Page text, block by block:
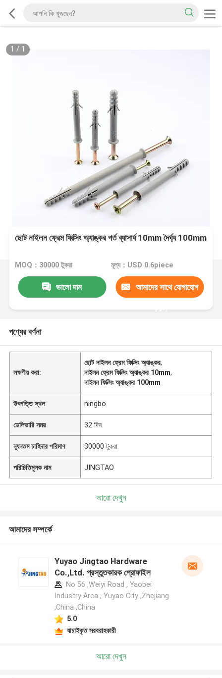
1 / 1
ছোট নাইলন ফ্রেম ফিক্সিং অ্যাঙ্কর গর্ত ব্যাসার্ধ 10mm দৈর্ঘ্য 100mm
MOQ：30000 টুকরা মূল্য：USD 0.6piece
ভালো দাম আমাদের সাথে যোগাযোগ
করুন
পণ্যের বর্ণনা
লক্ষণীয় করা:
ছোট নাইলন ফ্রেম ফিক্সিং অ্যাঙ্কর,
নাইলন ফ্রেম ফিক্সিং অ্যাঙ্কর 10mm,
নাইলন ফিক্সিং অ্যাঙ্কর 100mm
উৎপত্তি স্থল ningbo
ডেলিভারি সময় 32 দিন
ন্যূনতম চাহিদার পরিমাণ 30000 টুকরা
পরিচিতিমুলক নাম JINGTAO
আরো দেখুন
আমাদের সম্পর্কে
Yuyao Jingtao Hardware
Co.,Ltd. প্রস্তুতকারক প্রোফাইল
No 56 ,Weiyi Road , Yaobei
Industry Area , Yuyao City ,Zhejiang
,China ,China
5.0
যাচাইকৃত সরবরাহকারী
আরো দেখুন